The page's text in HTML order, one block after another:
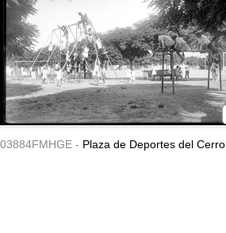
03884FMHGE - Plaza de Deportes del Cerro.